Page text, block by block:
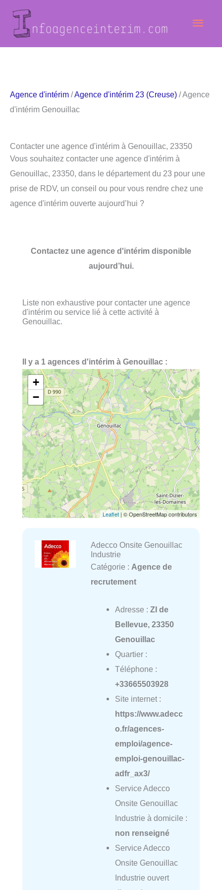
contenu
Agence d'intérim /Agence d'intérim 23 (Creuse) / Agence
d'intérim Genouillac
Contacter une agence d'intérim à Genouillac, 23350
Vous souhaitez contacter une agence d'intérim à
Genouillac, 23350, dans le département du 23 pour une
prise de RDV, un conseil ou pour vous rendre chez une
agence d'intérim ouverte aujourd’hui ?
Contactez une agence d'intérim disponible
aujourd’hui.
Liste non exhaustive pour contacter une agence
d'intérim ou service lié à cette activité à
Genouillac.
Il y a 1 agences d'intérim à Genouillac :
+
−
Leaflet | © OpenStreetMap contributors
Adecco Onsite Genouillac
Industrie
Catégorie : Agence de
recrutement
Adresse : ZI de
Bellevue, 23350
Genouillac
Quartier :
Téléphone :
+33665503928
Site internet :
https://www.adecc
o.fr/agences-
emploi/agence-
emploi-genouillac-
adfr_ax3/
Service Adecco
Onsite Genouillac
Industrie à domicile :
non renseigné
Service Adecco
Onsite Genouillac
Industrie ouvert